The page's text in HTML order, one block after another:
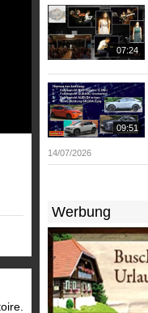
07:24
09:51
14/07/2026
Werbung